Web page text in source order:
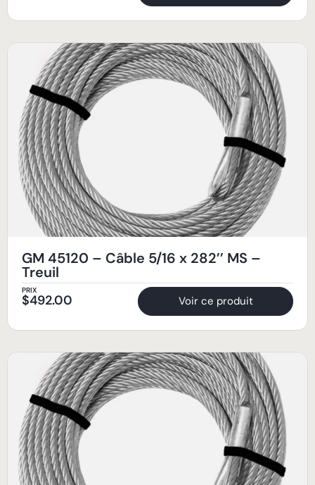
GM 45120 – Câble 5/16 x 282’’ MS –
Treuil
PRIX
$492.00 Voir ce produit